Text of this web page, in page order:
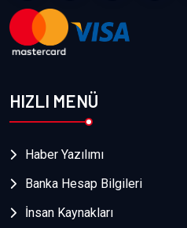
HIZLI MENÜ
Haber Yazılımı
Banka Hesap Bilgileri
İnsan Kaynakları